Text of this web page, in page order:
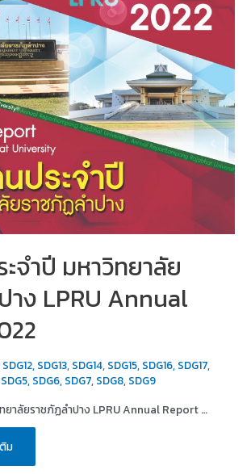
จำปี มหาวิทยาลัย
าง LPRU Annual
SDG12, SDG13, SDG14, SDG15, SDG16, SDG17,
SDG5, SDG6, SDG7, SDG8, SDG9
ยาลัยราชภัฏลำปาง LPRU Annual Report …
ม